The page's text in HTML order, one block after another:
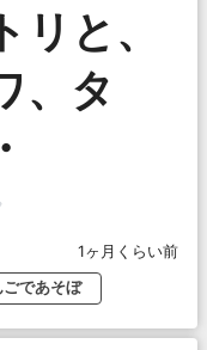
と、
、タ
1ヶ月くらい前
ごであそぼ